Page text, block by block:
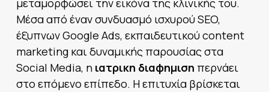
μεταμορφώσει την εικόνα της κλινικής του.
Μέσα από έναν συνδυασμό ισχυρού SEO,
έξυπνων Google Ads, εκπαιδευτικού content
marketing και δυναμικής παρουσίας στα
Social Media, η ιατρικη διαφημιση περνάει
στο επόμενο επίπεδο. Η επιτυχία βρίσκεται